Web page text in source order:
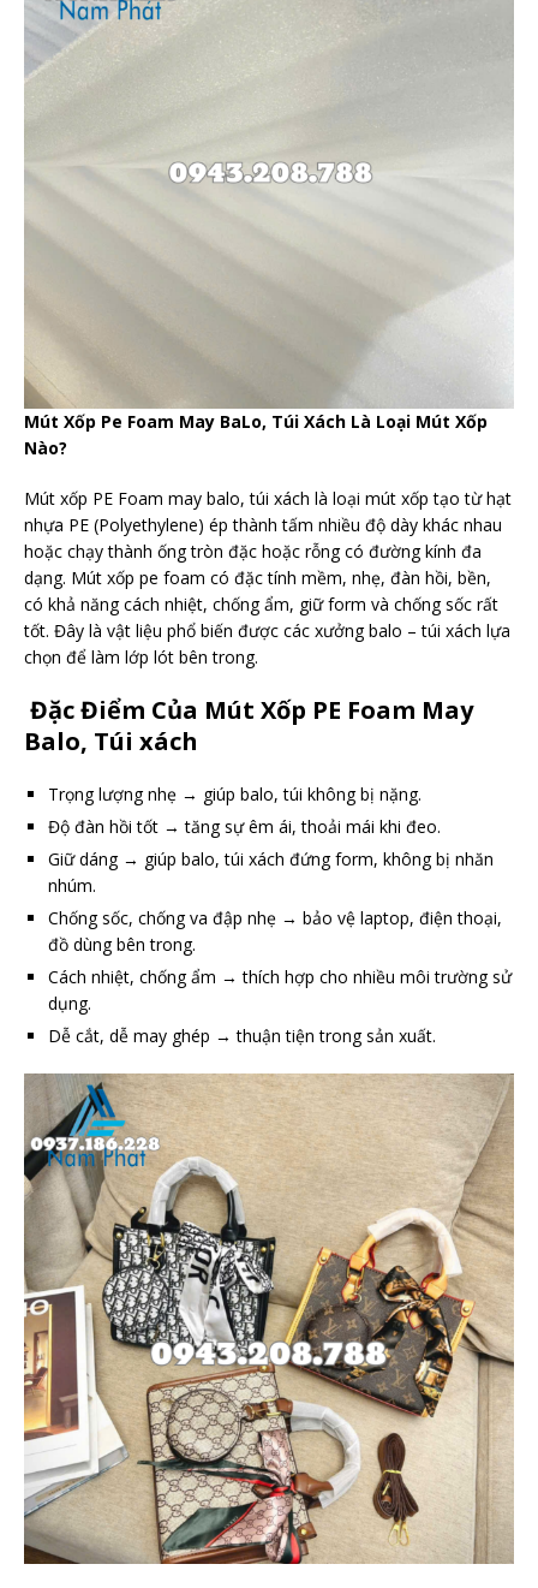
Mút Xốp Pe Foam May BaLo, Túi Xách Là Loại Mút Xốp
Nào?
Mút xốp PE Foam may balo, túi xách là loại mút xốp tạo từ hạt
nhựa PE (Polyethylene) ép thành tấm nhiều độ dày khác nhau
hoặc chạy thành ống tròn đặc hoặc rỗng có đường kính đa
dạng. Mút xốp pe foam có đặc tính mềm, nhẹ, đàn hồi, bền,
có khả năng cách nhiệt, chống ẩm, giữ form và chống sốc rất
tốt. Đây là vật liệu phổ biến được các xưởng balo – túi xách lựa
chọn để làm lớp lót bên trong.
Đặc Điểm Của Mút Xốp PE Foam May
Balo, Túi xách
Trọng lượng nhẹ → giúp balo, túi không bị nặng.
Độ đàn hồi tốt → tăng sự êm ái, thoải mái khi đeo.
Giữ dáng → giúp balo, túi xách đứng form, không bị nhăn
nhúm.
Chống sốc, chống va đập nhẹ → bảo vệ laptop, điện thoại,
đồ dùng bên trong.
Cách nhiệt, chống ẩm → thích hợp cho nhiều môi trường sử
dụng.
Dễ cắt, dễ may ghép → thuận tiện trong sản xuất.